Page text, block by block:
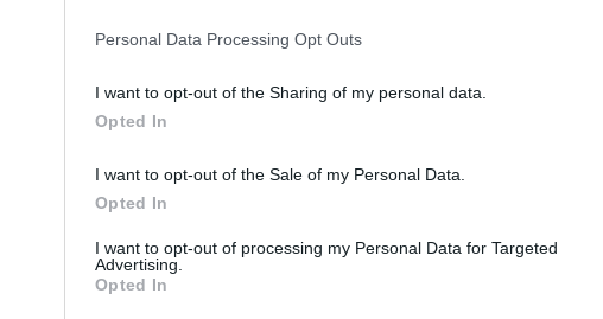
Personal Data Processing Opt Outs
I want to opt-out of the Sharing of my personal data.
Opted In
I want to opt-out of the Sale of my Personal Data.
Opted In
I want to opt-out of processing my Personal Data for Targeted
Advertising.
Opted In